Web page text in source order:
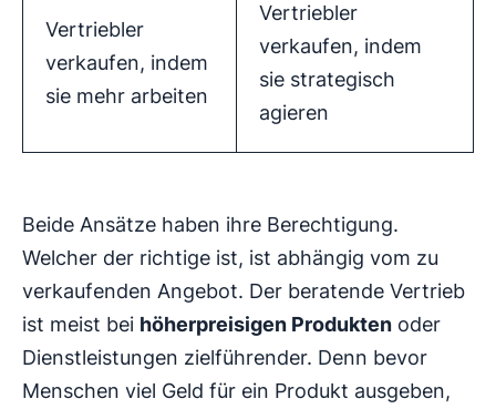
Vertriebler
verkaufen, indem
sie mehr arbeiten
Vertriebler
verkaufen, indem
sie strategisch
agieren
Beide Ansätze haben ihre Berechtigung.
Welcher der richtige ist, ist abhängig vom zu
verkaufenden Angebot. Der beratende Vertrieb
ist meist bei höherpreisigen Produkten oder
Dienstleistungen zielführender. Denn bevor
Menschen viel Geld für ein Produkt ausgeben,